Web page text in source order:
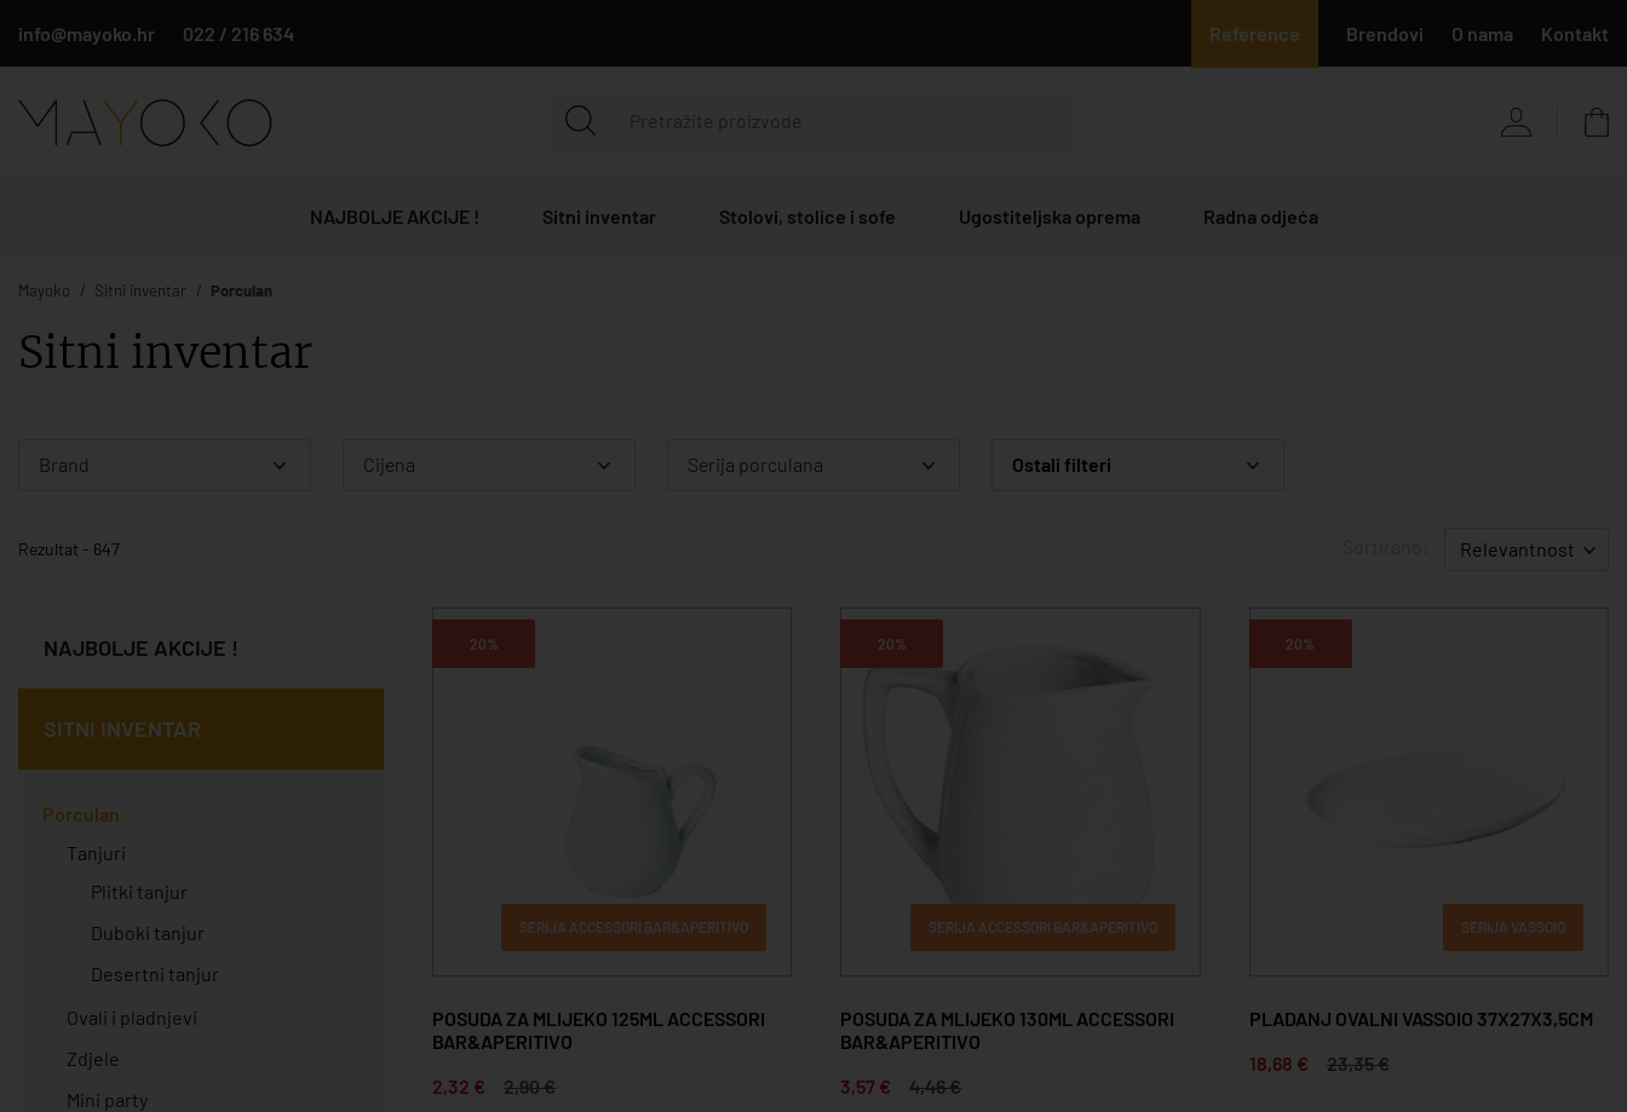
info@mayoko.hr 022 / 216 634 Reference Brendovi O nama Kontakt
NAJBOLJE AKCIJE ! Sitni inventar Stolovi, stolice i sofe Ugostiteljska oprema Radna odjeća
Mayoko Sitni inventar Porculan
Sitni inventar
Brand Cijena Serija porculana Ostali filteri
Rezultat - 647 Relevantnost
NAJBOLJE AKCIJE !
SITNI INVENTAR
Porculan
Tanjuri
Plitki tanjur
Duboki tanjur
Desertni tanjur
Ovali i pladnjevi
Zdjele
Mini party
20%
SERIJA ACCESSORI BAR&APERITIVO
POSUDA ZA MLIJEKO 125ML ACCESSORI
BAR&APERITIVO
2,32 €
2,90 €
20%
SERIJA ACCESSORI BAR&APERITIVO
POSUDA ZA MLIJEKO 130ML ACCESSORI
BAR&APERITIVO
3,57 €
4,46 €
20%
SERIJA VASSOIO
PLADANJ OVALNI VASSOIO 37X27X3,5CM
18,68 €
23,35 €